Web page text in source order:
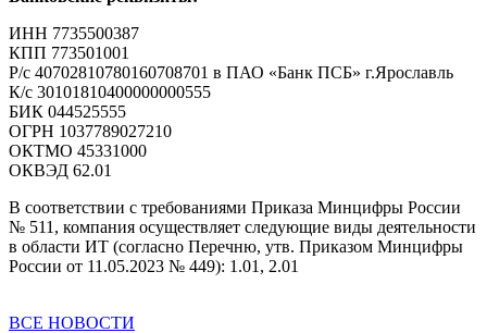
ИНН 7735500387
КПП 773501001
Р/с 40702810780160708701 в ПАО «Банк ПСБ» г.Ярославль
К/с 30101810400000000555
БИК 044525555
ОГРН 1037789027210
ОКТМО 45331000
ОКВЭД 62.01
В соответствии с требованиями Приказа Минцифры России
№ 511, компания осуществляет следующие виды деятельности
в области ИТ (согласно Перечню, утв. Приказом Минцифры
России от 11.05.2023 № 449): 1.01, 2.01
ВСЕ НОВОСТИ